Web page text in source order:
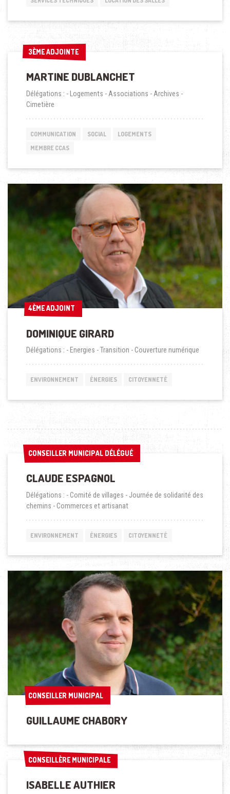
3ÈME ADJOINTE
3ÈME ADJOINTE
MARTINE DUBLANCHET
Délégations : - Logements - Associations - Archives -
Cimetière
COMMUNICATION SOCIAL
LOGEMENTS
MEMBRE CCAS
4ÈME ADJOINT
4ÈME ADJOINT
DOMINIQUE GIRARD
Délégations : - Energies - Transition - Couverture numérique
ENVIRONNEMENT ÉNERGIES CITOYENNETÉ
CONSEILLER MUNICIPAL DÉLÉGUÉ
CONSEILLER MUNICIPAL DÉLÉGUÉ
CLAUDE ESPAGNOL
Délégations : - Comité de villages - Journée de solidarité des
chemins - Commerces et artisanat
ENVIRONNEMENT ÉNERGIES CITOYENNETÉ
CONSEILLER MUNICIPAL
CONSEILLER MUNICIPAL
GUILLAUME CHABORY
CONSEILLÈRE MUNICIPALE
CONSEILLÈRE MUNICIPALE
ISABELLE AUTHIER